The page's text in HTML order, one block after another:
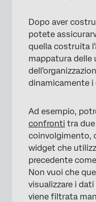
Comportamento
Opzioni
Cancellazione
Gerarchia
mappatura
Dopo aver
potete
quella costruita
mappatura delle
dinamicamente
Ad esempio,
confronti tra
coinvolgimento,
widget che
precedente
Non vuoi che
visualizzare i
viene filtrata